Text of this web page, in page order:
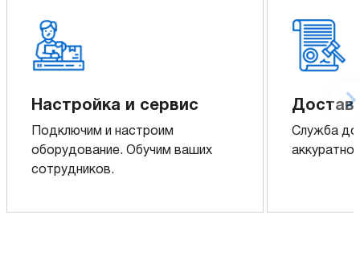
Настройка и сервис
Подключим и настроим
оборудование. Обучим ваших
сотрудников.
Служба
аккуратно